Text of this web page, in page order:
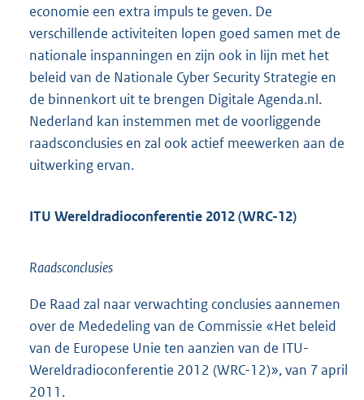
economie een extra impuls te geven. De
verschillende activiteiten lopen goed samen met de
nationale inspanningen en zijn ook in lijn met het
beleid van de Nationale Cyber Security Strategie en
de binnenkort uit te brengen Digitale Agenda.nl.
Nederland kan instemmen met de voorliggende
raadsconclusies en zal ook actief meewerken aan de
uitwerking ervan.
ITU Wereldradioconferentie 2012 (WRC-12)
Raadsconclusies
De Raad zal naar verwachting conclusies aannemen
over de Mededeling van de Commissie «Het beleid
van de Europese Unie ten aanzien van de ITU-
Wereldradioconferentie 2012 (WRC-12)», van 7 april
2011.